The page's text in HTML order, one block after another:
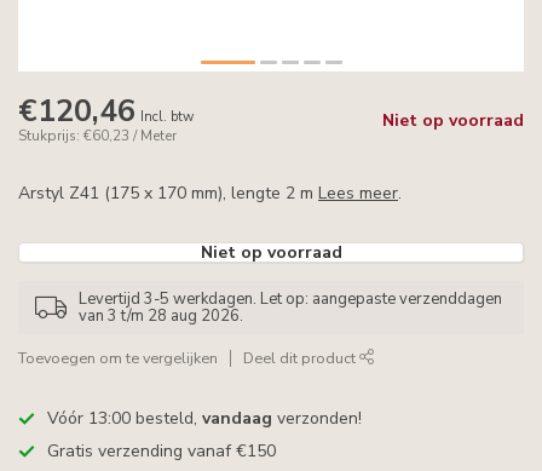
€120,46 Incl. btw
Stukprijs: €60,23 / Meter
Niet op voorraad
Arstyl Z41 (175 x 170 mm), lengte 2 m Lees meer.
Niet op voorraad
Levertijd 3-5 werkdagen. Let op: aangepaste verzenddagen
van 3 t/m 28 aug 2026.
Toevoegen om te vergelijken Deel dit product
Vóór 13:00 besteld, vandaag verzonden!
Gratis verzending vanaf €150